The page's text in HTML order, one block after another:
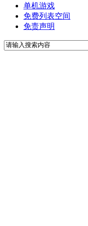
单机游戏
免费列表空间
免责声明